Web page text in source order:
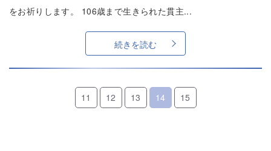
をお祈りします。 106歳まで生きられた貫主...
続きを読む
11 12 13 14 15